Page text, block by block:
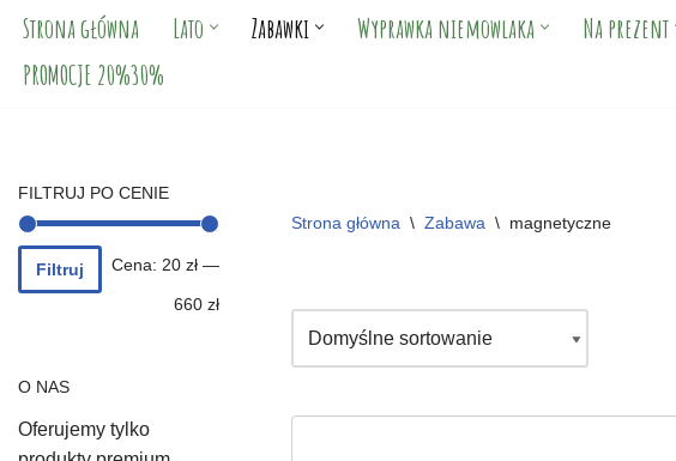
Strona główna Lato Zabawki Wyprawka niemowlaka Na prezent
PROMOCJE 20%30%
FILTRUJ PO CENIE
Filtruj Cena: 20 zł —
660 zł
O NAS
Oferujemy tylko
Strona główna \ Zabawa \ magnetyczne